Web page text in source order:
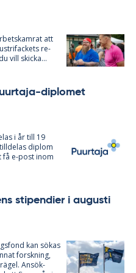
att
re­
vill skic­ka...
di­plo­met
i år till 19
diplom
få e-post inom
sti­pen­di­er i au­gusti
kan sö­kas
forsk­ning,
An­sök­